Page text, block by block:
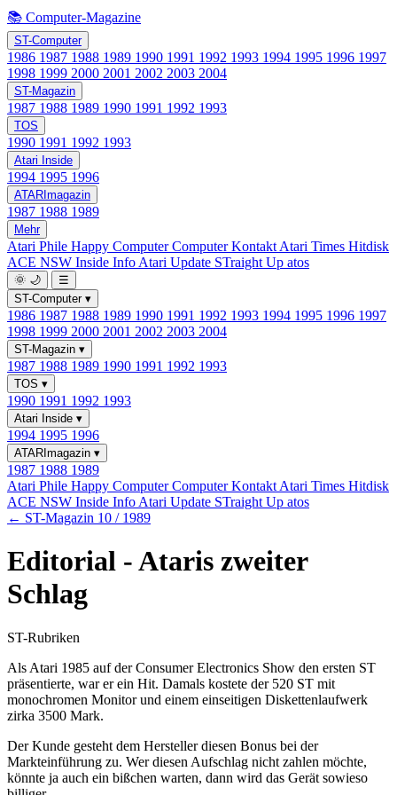
📚 Computer-Magazine
ST-Computer
1986 1987 1988 1989 1990 1991 1992 1993 1994 1995 1996 1997
1998 1999 2000 2001 2002 2003 2004
ST-Magazin
1987 1988 1989 1990 1991 1992 1993
TOS
1990 1991 1992 1993
Atari Inside
1994 1995 1996
ATARImagazin
1987 1988 1989
Mehr
Atari Phile Happy ComputerComputer Kontakt Atari Times Hitdisk
ACE NSW Inside Info Atari Update STraight Up atos
🌞 🌙
☰
ST-Computer ▾
1986 1987 1988 1989 1990 1991 1992 1993 1994 1995 1996 1997
1998 1999 2000 2001 2002 2003 2004
ST-Magazin ▾
1987 1988 1989 1990 1991 1992 1993
TOS ▾
1990 1991 1992 1993
Atari Inside ▾
1994 1995 1996
ATARImagazin ▾
1987 1988 1989
Atari Phile Happy ComputerComputer Kontakt Atari Times Hitdisk
ACE NSW Inside Info Atari Update STraight Up atos
← ST-Magazin 10 / 1989
Editorial - Ataris zweiter
Schlag
ST-Rubriken
Als Atari 1985 auf der Consumer Electronics Show den ersten ST
präsentierte, war er ein Hit. Damals kostete der 520 ST mit
monochromen Monitor und einem einseitigen Diskettenlaufwerk
zirka 3500 Mark.
Der Kunde gesteht dem Hersteller diesen Bonus bei der
Markteinführung zu. Wer diesen Aufschlag nicht zahlen möchte,
könnte ja auch ein bißchen warten, dann wird das Gerät sowieso